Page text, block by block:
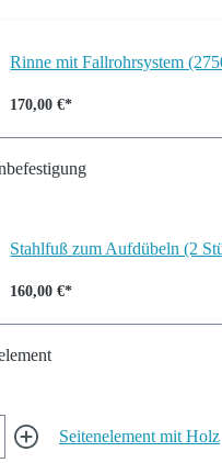
Rinne mit Fallrohrsystem
170,00 €*
Stahlfuß zum Aufdübeln (2
160,00 €*
Seitenelement mit Holz